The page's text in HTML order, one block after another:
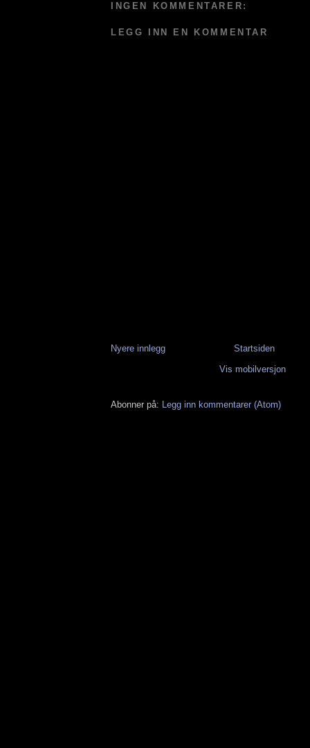
INGEN KOMMENTARER:
LEGG INN EN KOMMENTAR
Nyere innlegg
Startsiden
Vis mobilversjon
Abonner på: Legg inn kommentarer (Atom)